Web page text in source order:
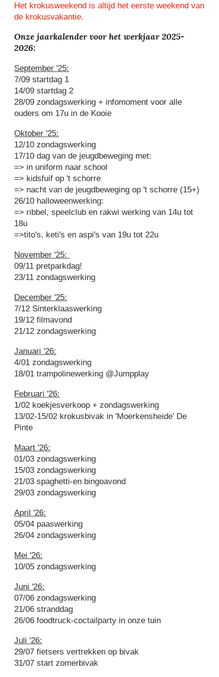
Het krokusweekend is altijd het eerste weekend van
de krokusvakantie.
Onze jaarkalender voor het werkjaar 2025-
2026:
September '25:
7/09 startdag 1
14/09 startdag 2
28/09 zondagswerking + infomoment voor alle
ouders om 17u in de Kooie
Oktober '25:
12/10 zondagswerking
17/10 dag van de jeugdbeweging met:
=> in uniform naar school
=> kidsfuif op 't schorre
=> nacht van de jeugdbeweging op 't schorre (15+)
26/10 halloweenwerking:
=> ribbel, speelclub en rakwi werking van 14u tot
18u
=>tito's, keti's en aspi's van 19u tot 22u
November '25:
09/11 pretparkdag!
23/11 zondagswerking
December '25:
7/12 Sinterklaaswerking
19/12 filmavond
21/12 zondagswerking
Januari '26:
4/01 zondagswerking
18/01 trampolinewerking @Jumpplay
Februari '26:
1/02 koekjesverkoop + zondagswerking
13/02-15/02 krokusbivak in 'Moerkensheide' De
Pinte
Maart '26:
01/03 zondagswerking
15/03 zondagswerking
21/03 spaghetti-en bingoavond
29/03 zondagswerking
April '26:
05/04 paaswerking
26/04 zondagswerking
Mei '26:
10/05 zondagswerking
Juni '26:
07/06 zondagswerking
21/06 stranddag
26/06 foodtruck-coctailparty in onze tuin
Juli '26:
29/07 fietsers vertrekken op bivak
31/07 start zomerbivak